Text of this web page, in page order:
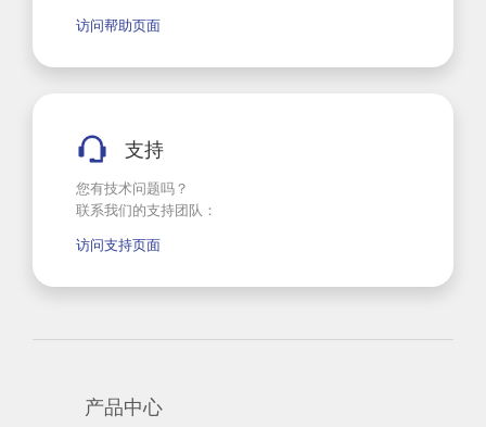
访问帮助页面
支持
您有技术问题吗？
联系我们的支持团队：
访问支持页面
产品中心